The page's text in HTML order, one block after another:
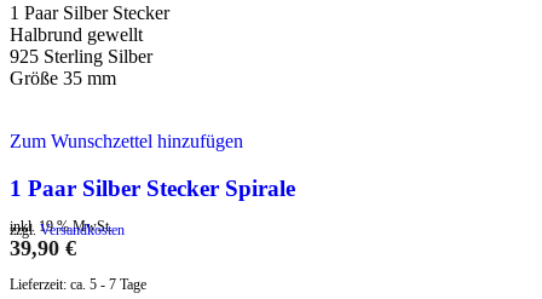
1 Paar Silber Stecker
Halbrund gewellt
925 Sterling Silber
Größe 35 mm
Zum Wunschzettel hinzufügen
1 Paar Silber Stecker Spirale
inkl. 19 % MwSt.
zzgl. Versandkosten
39,90 €
Lieferzeit: ca. 5 - 7 Tage